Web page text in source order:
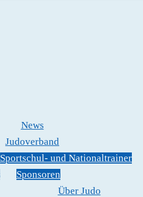
News
Judoverband
Sportschul- und Nationaltrainer
Sponsoren
Über Judo